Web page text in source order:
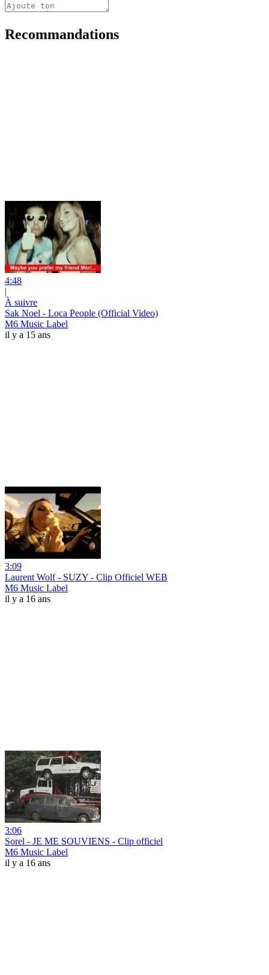
Recommandations
4:48
|
À suivre
Sak Noel - Loca People (Official Video)
M6 Music Label
il y a 15 ans
3:09
Laurent Wolf - SUZY - Clip Officiel WEB
M6 Music Label
il y a 16 ans
3:06
Sorel - JE ME SOUVIENS - Clip officiel
M6 Music Label
il y a 16 ans